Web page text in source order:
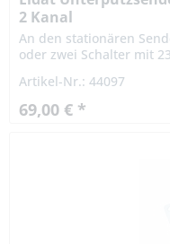
2 Kanal
An den stationären
oder zwei Schalter mit
ohne...
Artikel-Nr.: 44097
69,00 € *